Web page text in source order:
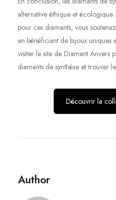
alternative éthique et écologique
pour ces diamants, vous
en bénéficiant de bijoux uniques
visiter le site de Diamant
diamants de synthèse et trouver
Découvrir la
Author